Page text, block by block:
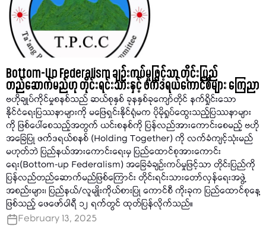
Bottom-Up Federalism ချဉ်းကပ်မှုဖြင့်သာ တိုင်းပြည်
တည်ဆောက်မည်ဟု တိုင်းရင်းသားနှင့် ဖက်ဒရယ်ကောင်စီများ ကြေညာ
ဗဟိုချုပ်ကိုင်မှုစနစ်သည် ဆယ်စုနှစ် ခုနနှစ်ခုကျော်တိုင် နက်ရှိုင်းသော
နိုင်ငံရေးပြဿနာများကို မဖြေရှင်းနိုင်ရုံမက ပိုမိုရှုပ်ထွေးသည့်ပြဿနာများ
ကို ဖြစ်ပေါ်စေသည့်အတွက် ယင်းစနစ်ကို ပြန်လည်အားကောင်းစေမည့် ဗဟို
အခြေပြု ဖက်ဒရယ်စနစ် (Holding Together) ကို လက်ခံကျင့်သုံးမည်
မဟုတ်ဘဲ ပြည်နယ်အားကောင်းရေးမှ ပြည်ထောင်စုအားကောင်း
ရေး(Bottom-up Federalism) အခြေခံချဉ်းကပ်မှုဖြင့်သာ တိုင်းပြည်ကို
ပြန်လည်တည်ဆောက်မည်ဖြစ်ကြောင်း တိုင်းရင်းသားတော်လှန်ရေးအဖွဲ့
အစည်းများ၊ ပြည်နယ်/လူမျိုးကိုယ်စားပြု ကောင်စီ ကိုးခုက ပြည်ထောင်စုနေ့
ဖြစ်သည့် ဖေဖော်ဝါရီ ၁၂ ရက်တွင် ထုတ်ပြန်လိုက်သည်။
February 13, 2025